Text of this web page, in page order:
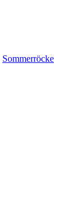
Sommerröcke